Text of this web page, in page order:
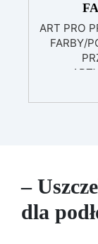
ART PRO
FARBY/
się
–
dla